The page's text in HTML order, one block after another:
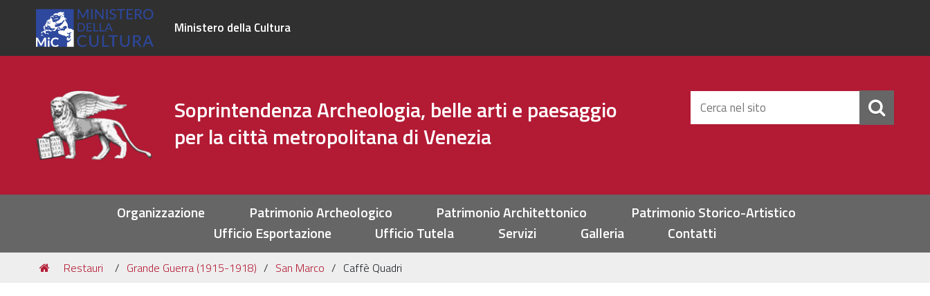
Ministero della Cultura
Soprintendenza Archeologia, belle arti e paesaggio
per la città metropolitana di Venezia
Cerca
nel
Organizzazione Patrimonio Archeologico Patrimonio Architettonico
Patrimonio Storico-Artistico
Ufficio Esportazione
Ufficio Tutela Servizi Galleria Contatti
Tu
sei
Restauri Grande Guerra (1915-1918) San Marco Caffè Quadri